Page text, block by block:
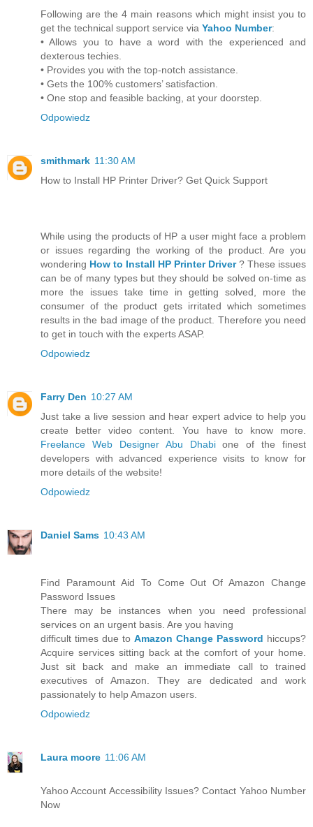
Following are the 4 main reasons which might insist you to
get the technical support service via Yahoo Number:
• Allows you to have a word with the experienced and
dexterous techies.
• Provides you with the top-notch assistance.
• Gets the 100% customers’ satisfaction.
• One stop and feasible backing, at your doorstep.
Odpowiedz
smithmark 11:30 AM
How to Install HP Printer Driver? Get Quick Support
While using the products of HP a user might face a problem
or issues regarding the working of the product. Are you
wondering How to Install HP Printer Driver? These issues
can be of many types but they should be solved on-time as
more the issues take time in getting solved, more the
consumer of the product gets irritated which sometimes
results in the bad image of the product. Therefore you need
to get in touch with the experts ASAP.
Odpowiedz
Farry Den 10:27 AM
Just take a live session and hear expert advice to help you
create better video content. You have to know more.
Freelance Web Designer Abu Dhabione of the finest
developers with advanced experience visits to know for
more details of the website!
Odpowiedz
Daniel Sams 10:43 AM
Find Paramount Aid To Come Out Of Amazon Change
Password Issues
There may be instances when you need professional
services on an urgent basis. Are you having
difficult times due to Amazon Change Password hiccups?
Acquire services sitting back at the comfort of your home.
Just sit back and make an immediate call to trained
executives of Amazon. They are dedicated and work
passionately to help Amazon users.
Odpowiedz
Laura moore 11:06 AM
Yahoo Account Accessibility Issues? Contact Yahoo Number
Now